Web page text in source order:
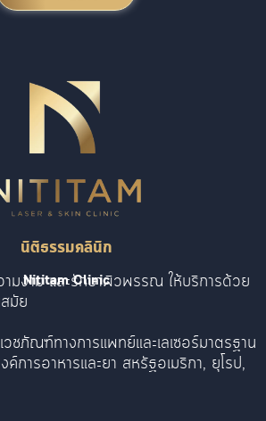
นิติธรรมคลินิก
Nititam Clinic
ามงาม และรักษาผิวพรรณ ให้บริการด้วย
มัย
ชภัณฑ์ทางการแพทย์และเลเซอร์มาตรฐาน
การอาหารและยา สหรัฐอเมริกา, ยุโรป,